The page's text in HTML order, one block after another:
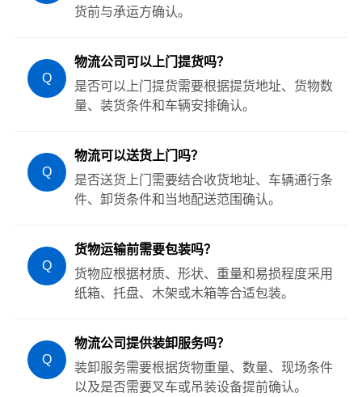
货前与承运方确认。
Q
物流公司可以上门提货吗？
是否可以上门提货需要根据提货地址、货物数
量、装货条件和车辆安排确认。
Q
物流可以送货上门吗？
是否送货上门需要结合收货地址、车辆通行条
件、卸货条件和当地配送范围确认。
Q
货物运输前需要包装吗？
货物应根据材质、形状、重量和易损程度采用
纸箱、托盘、木架或木箱等合适包装。
Q
物流公司提供装卸服务吗？
装卸服务需要根据货物重量、数量、现场条件
以及是否需要叉车或吊装设备提前确认。